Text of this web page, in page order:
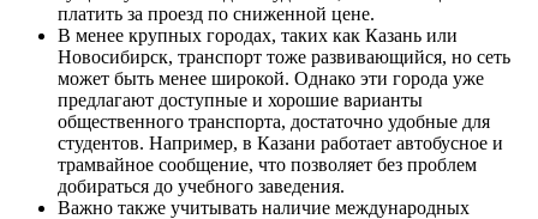
платить за проезд по сниженной цене.
В менее крупных городах, таких как Казань или
Новосибирск, транспорт тоже развивающийся, но сеть
может быть менее широкой. Однако эти города уже
предлагают доступные и хорошие варианты
общественного транспорта, достаточно удобные для
студентов. Например, в Казани работает автобусное и
трамвайное сообщение, что позволяет без проблем
добираться до учебного заведения.
Важно также учитывать наличие международных